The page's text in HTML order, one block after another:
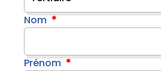
Nom
Prénom